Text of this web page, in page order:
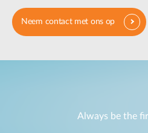
Neem contact met ons op
Always be the